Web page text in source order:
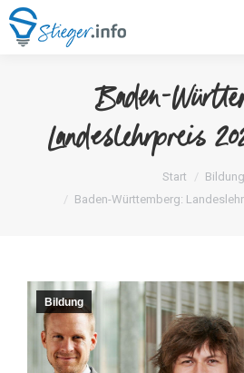
Baden-
Landeslehrpreis
Sie befinden sich hier:Start
Bildung
Baden-Württemberg:
Bildung